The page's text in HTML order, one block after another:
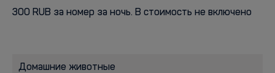
300 RUB за номер за ночь. В стоимость не включено
Домашние животные